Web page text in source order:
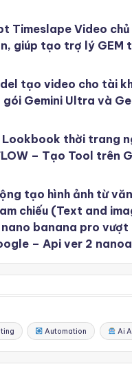
Timeslape Video chủ
giúp tạo trợ lý GEM
tạo video cho tài
gói Gemini Ultra và
Lookbook thời trang
– Tạo Tool trên
tạo hình ảnh từ
chiếu (Text and
banana pro vượt
– Api ver 2
Automation Ai